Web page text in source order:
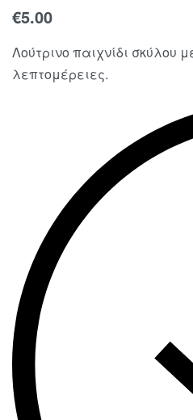
€5.00
Λούτρινο παιχνίδι σκύλου
λεπτομέρειες.